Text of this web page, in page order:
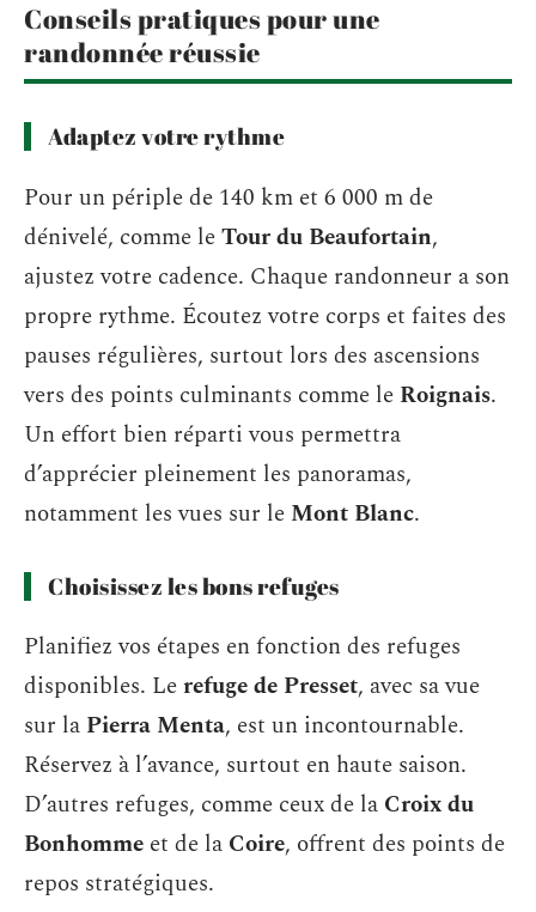
Conseils pratiques pour une
randonnée réussie
Adaptez votre rythme
Pour un périple de 140 km et 6 000 m de
dénivelé, comme leTour du Beaufortain,
ajustez votre cadence. Chaque randonneur a son
propre rythme. Écoutez votre corps et faites des
pauses régulières, surtout lors des ascensions
vers des points culminants comme le Roignais.
Un effort bien réparti vous permettra
d’apprécier pleinement les panoramas,
notamment les vues sur le Mont Blanc.
Choisissez les bons refuges
Planifiez vos étapes en fonction des refuges
disponibles. Lerefuge de Presset, avec sa vue
sur la Pierra Menta, est un incontournable.
Réservez à l’avance, surtout en haute saison.
D’autres refuges, comme ceux de la Croix du
Bonhomme et de la Coire, offrent des points de
repos stratégiques.